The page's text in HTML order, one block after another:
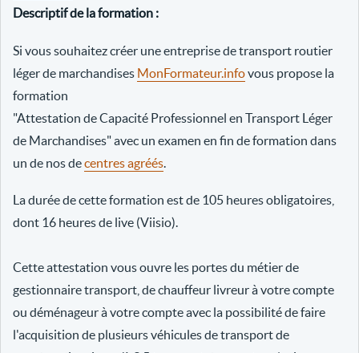
Descriptif de la formation :
Si vous souhaitez créer une entreprise de transport routier
léger de marchandises MonFormateur.infovous propose la
formation
"Attestation de Capacité Professionnel en Transport Léger
de Marchandises" avec un examen en fin de formation dans
un de nos decentres agréés
La durée de cette formation est de 105 heures obligatoires,
dont 16 heures de live (Viisio).
Cette attestation vous ouvre les portes du métier de
gestionnaire transport, de chauffeur livreur à votre compte
ou déménageur à votre compte avec la possibilité de faire
l'acquisition de plusieurs véhicules de transport de